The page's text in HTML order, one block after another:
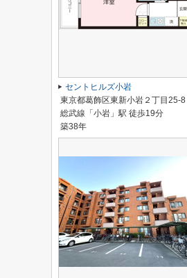
セントヒルズ小岩
東京都葛飾区東新小岩２丁目25-8
総武線「小岩」駅 徒歩19分
築38年